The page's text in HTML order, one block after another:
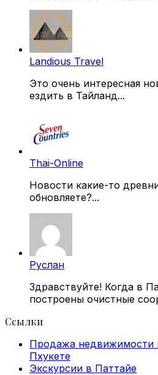
Landious Travel
Это очень интересная
ездить в Тайланд...
Thai-Online
Новости какие-то
обновляете?...
Руслан
Здравствуйте! Когда в
построены очистные
Ссылки
Продажа недвижимости
Пхукете
Экскурсии в Паттайе